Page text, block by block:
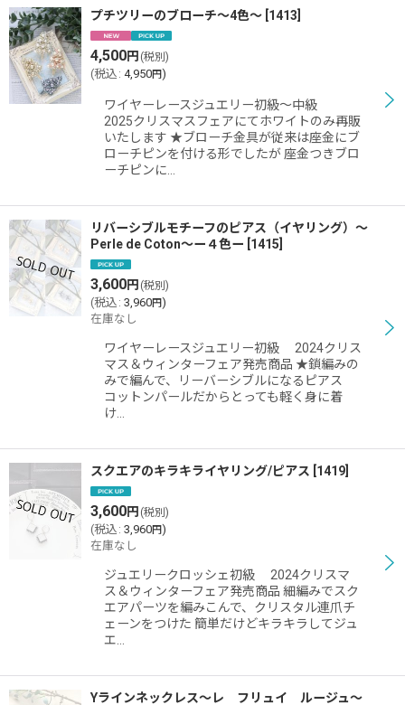
プチツリーのブローチ〜4色〜 1413
4,500円 (税別)
(税込 : 4,950円)
ワイヤーレースジュエリー初級〜中級
2025クリスマスフェアにてホワイトのみ再販
いたします ★ブローチ金具が従来は座金にブ
ローチピンを付ける形でしたが 座金つきブロ
ーチピンに…
リバーシブルモチーフのピアス（イヤリング）〜
Perle de Coton〜ー４色ー 1415
3,600円 (税別)
(税込 : 3,960円)
在庫なし
ワイヤーレースジュエリー初級 2024クリス
マス＆ウィンターフェア発売商品 ★鎖編みの
みで編んで、リーバーシブルになるピアス
コットンパールだからとっても軽く身に着
け…
スクエアのキラキライヤリング/ピアス 1419
3,600円 (税別)
(税込 : 3,960円)
在庫なし
ジュエリークロッシェ初級 2024クリスマ
ス＆ウィンターフェア発売商品 細編みでスク
エアパーツを編みこんで、クリスタル連爪チ
ェーンをつけた 簡単だけどキラキラしてジュ
エ…
Yラインネックレス〜レ フリュイ ルージュ〜